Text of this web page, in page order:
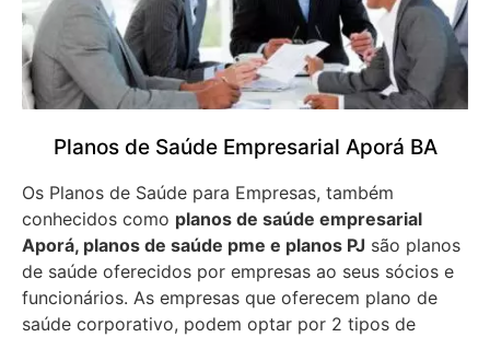
Planos de Saúde Empresarial Aporá BA
Os Planos de Saúde para Empresas, também
conhecidos como planos de saúde empresarial
Aporá, planos de saúde pme e planos PJ são planos
de saúde oferecidos por empresas ao seus sócios e
funcionários. As empresas que oferecem plano de
saúde corporativo, podem optar por 2 tipos de